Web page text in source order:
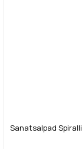
Sanatsalpad